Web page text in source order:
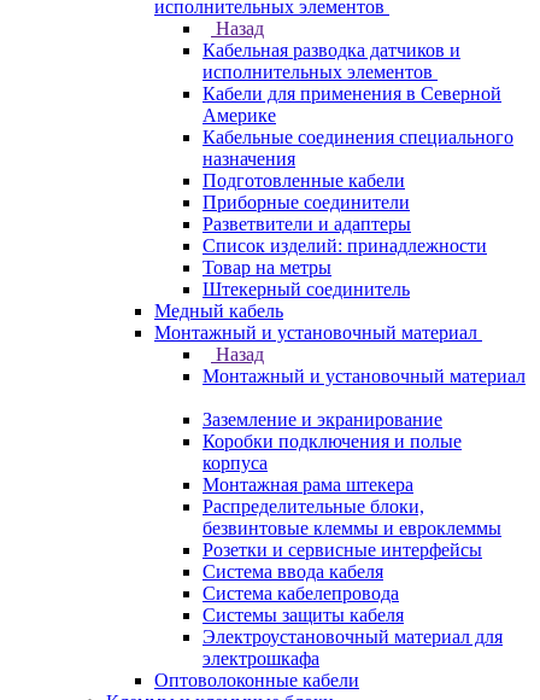
исполнительных элементов
Назад
Кабельная разводка датчиков и
исполнительных элементов
Кабели для применения в Северной
Америке
Кабельные соединения специального
назначения
Подготовленные кабели
Приборные соединители
Разветвители и адаптеры
Список изделий: принадлежности
Товар на метры
Штекерный соединитель
Медный кабель
Монтажный и установочный материал
Назад
Монтажный и установочный материал
Заземление и экранирование
Коробки подключения и полые
корпуса
Монтажная рама штекера
Распределительные блоки,
безвинтовые клеммы и евроклеммы
Розетки и сервисные интерфейсы
Система ввода кабеля
Система кабелепровода
Системы защиты кабеля
Электроустановочный материал для
электрошкафа
Оптоволоконные кабели